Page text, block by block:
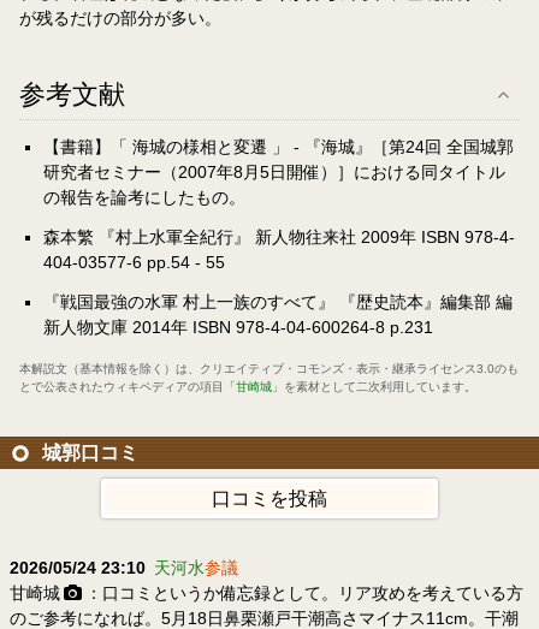
が残るだけの部分が多い。
参考文献
【書籍】「 海城の様相と変遷 」 - 『海城』［第24回 全国城郭
研究者セミナー（2007年8月5日開催）］における同タイトル
の報告を論考にしたもの。
森本繁 『村上水軍全紀行』 新人物往来社 2009年 ISBN 978-4-
404-03577-6 pp.54 - 55
『戦国最強の水軍 村上一族のすべて』 『歴史読本』編集部 編
新人物文庫 2014年 ISBN 978-4-04-600264-8 p.231
本解説文（基本情報を除く）は、 クリエイティブ・コモンズ・表示・継承ライセンス3.0のも
とで公表されたウィキペディアの項目
「甘崎城」 を素材として二次利用しています。
城郭口コミ
口コミを投稿
2026/05/24 23:10 天河水参議
甘崎城
：口コミというか備忘録として。リア攻めを考えている方
のご参考になれば。5月18日鼻栗瀬戸干潮高さマイナス11cm。干潮